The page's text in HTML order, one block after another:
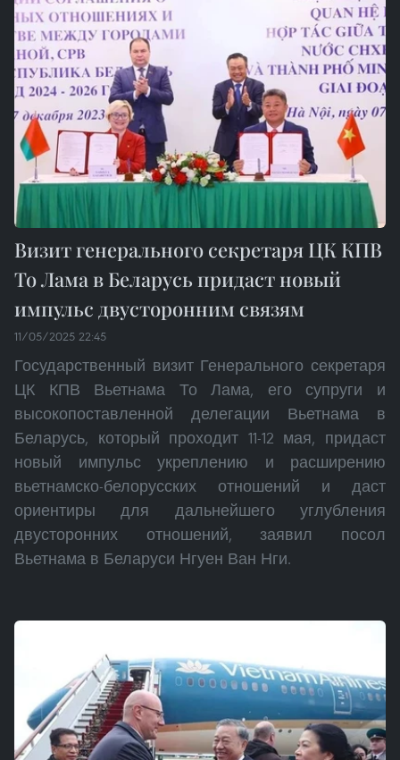
Визит генерального секретаря ЦК КПВ
То Лама в Беларусь придаст новый
импульс двусторонним связям
11/05/2025 22:45
Государственный визит Генерального секретаря
ЦК КПВ Вьетнама То Лама, его супруги и
высокопоставленной делегации Вьетнама в
Беларусь, который проходит 11-12 мая, придаст
новый импульс укреплению и расширению
вьетнамско-белорусских отношений и даст
ориентиры для дальнейшего углубления
двусторонних отношений, заявил посол
Вьетнама в Беларуси Нгуен Ван Нги.